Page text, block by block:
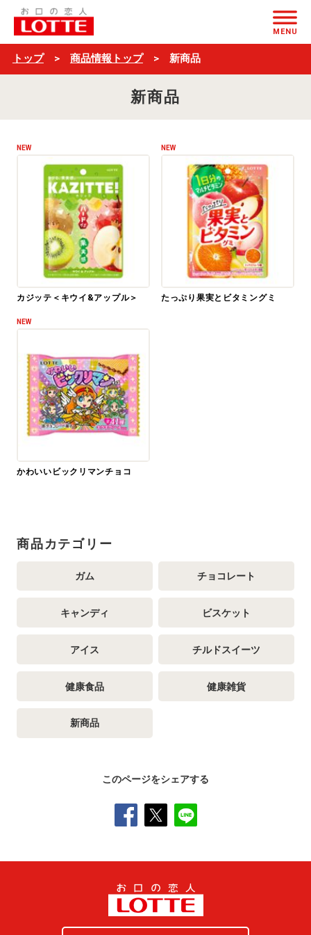
新
商
品
一
MENU
トップ 商品情報トップ 新商品
新商品
NEW
カジッテ＜キウイ&アップル＞
NEW
たっぷり果実とビタミングミ
NEW
かわいいビックリマンチョコ
商品カテゴリー
ガム チョコレート
キャンディ ビスケット
アイス チルドスイーツ
健康食品 健康雑貨
新商品
このページをシェアする